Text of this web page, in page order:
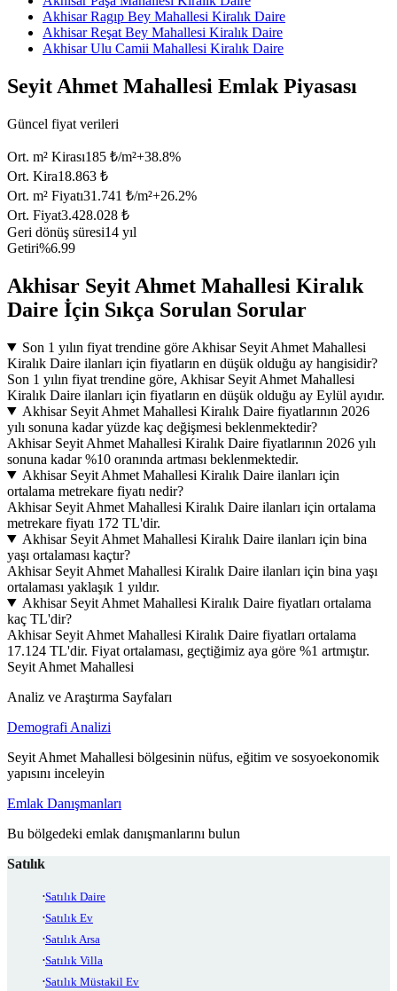
Akhisar Ragıp Bey Mahallesi Kiralık Daire
Akhisar Reşat Bey Mahallesi Kiralık Daire
Akhisar Ulu Camii Mahallesi Kiralık Daire
Seyit Ahmet Mahallesi Emlak Piyasası
Güncel fiyat verileri
Ort. m² Kirası185 ₺/m²+38.8%
Ort. Kira18.863 ₺
Ort. m² Fiyatı31.741 ₺/m²+26.2%
Ort. Fiyat3.428.028 ₺
Geri dönüş süresi14 yıl
Getiri%6.99
Akhisar Seyit Ahmet Mahallesi Kiralık
Daire İçin Sıkça Sorulan Sorular
Son 1 yılın fiyat trendine göre Akhisar Seyit Ahmet Mahallesi
Kiralık Daire ilanları için fiyatların en düşük olduğu ay hangisidir?
Son 1 yılın fiyat trendine göre, Akhisar Seyit Ahmet Mahallesi
Kiralık Daire ilanları için fiyatların en düşük olduğu ay Eylül ayıdır.
Akhisar Seyit Ahmet Mahallesi Kiralık Daire fiyatlarının 2026
yılı sonuna kadar yüzde kaç değişmesi beklenmektedir?
Akhisar Seyit Ahmet Mahallesi Kiralık Daire fiyatlarının 2026 yılı
sonuna kadar %10 oranında artması beklenmektedir.
Akhisar Seyit Ahmet Mahallesi Kiralık Daire ilanları için
ortalama metrekare fiyatı nedir?
Akhisar Seyit Ahmet Mahallesi Kiralık Daire ilanları için ortalama
metrekare fiyatı 172 TL'dir.
Akhisar Seyit Ahmet Mahallesi Kiralık Daire ilanları için bina
yaşı ortalaması kaçtır?
Akhisar Seyit Ahmet Mahallesi Kiralık Daire ilanları için bina yaşı
ortalaması yaklaşık 1 yıldır.
Akhisar Seyit Ahmet Mahallesi Kiralık Daire fiyatları ortalama
kaç TL'dir?
Akhisar Seyit Ahmet Mahallesi Kiralık Daire fiyatları ortalama
17.124 TL'dir. Fiyat ortalaması, geçtiğimiz aya göre %1 artmıştır.
Seyit Ahmet Mahallesi
Analiz ve Araştırma Sayfaları
Demografi Analizi
Seyit Ahmet Mahallesi bölgesinin nüfus, eğitim ve sosyoekonomik
yapısını inceleyin
Emlak Danışmanları
Bu bölgedeki emlak danışmanlarını bulun
Satılık
Satılık Daire
Satılık Ev
Satılık Arsa
Satılık Villa
Satılık Müstakil Ev